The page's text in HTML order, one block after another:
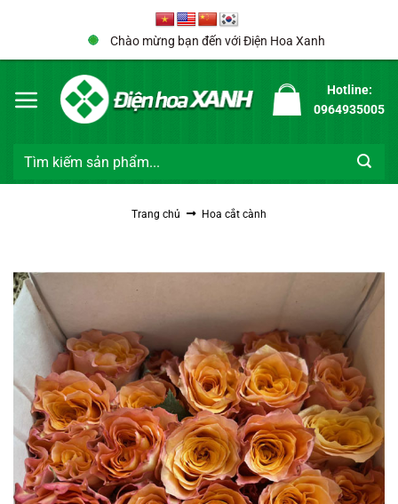
Chào mừng bạn đến với Điện Hoa Xanh
Hotline:
0964935005
Tìm
Trang chủ Hoa cắt cành